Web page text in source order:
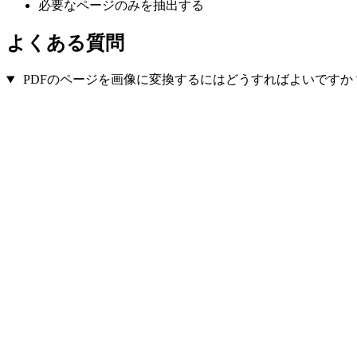
必要なページのみを抽出する
よくある質問
PDFのページを画像に変換するにはどうすればよいですか